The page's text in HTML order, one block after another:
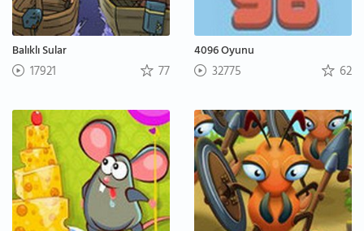
Balıklı Sular
17921 77
4096 Oyunu
32775 62